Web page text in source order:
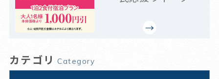
カテゴリ Category